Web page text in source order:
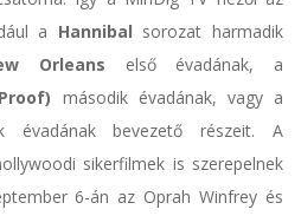
a Hannibal sorozat harmadik
Orleans első évadának, a
második évadának, vagy a
évadának bevezető részeit. A
sikerfilmek is szerepelnek
6-án az Oprah Winfrey és